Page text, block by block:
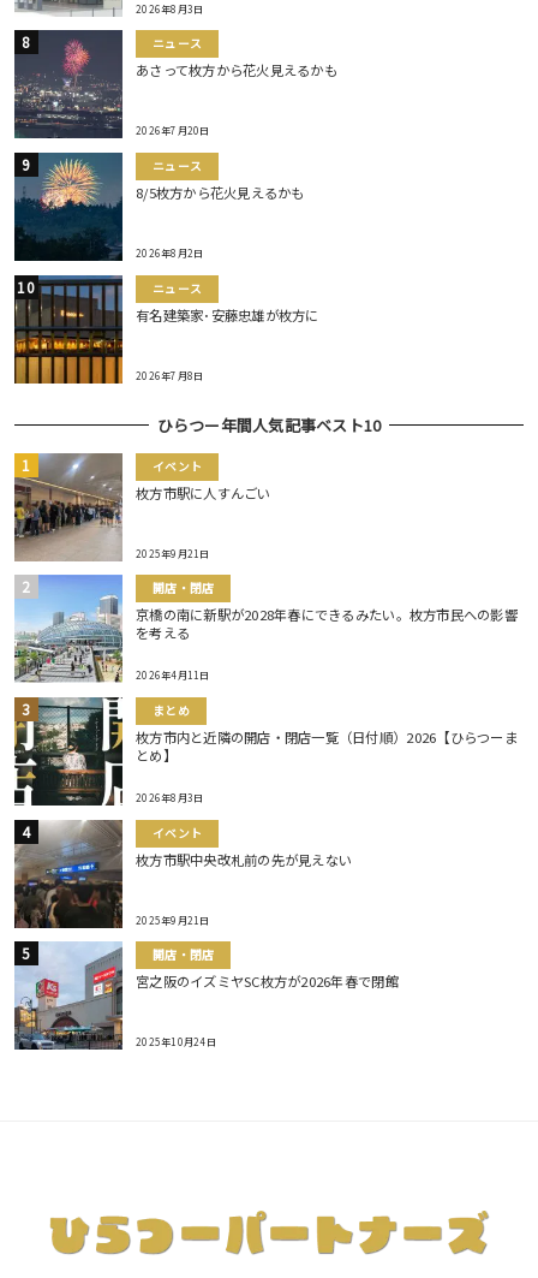
2026年8月3日
ニュース
あさって枚方から花火見えるかも
2026年7月20日
ニュース
8/5枚方から花火見えるかも
2026年8月2日
ニュース
有名建築家･安藤忠雄が枚方に
2026年7月8日
ひらつー年間人気記事ベスト10
イベント
枚方市駅に人すんごい
2025年9月21日
開店・閉店
京橋の南に新駅が2028年春にできるみたい。枚方市民への影響
を考える
2026年4月11日
まとめ
枚方市内と近隣の開店・閉店一覧（日付順）2026【ひらつーま
とめ】
2026年8月3日
イベント
枚方市駅中央改札前の先が見えない
2025年9月21日
開店・閉店
宮之阪のイズミヤSC枚方が2026年春で閉館
2025年10月24日